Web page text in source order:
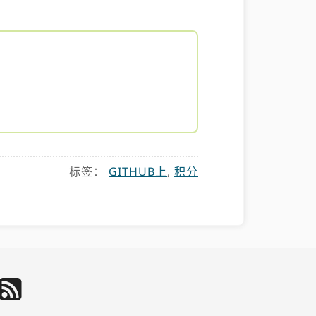
标签： GITHUB上, 积分